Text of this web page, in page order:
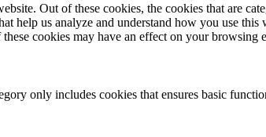
Out of these cookies, the cookies that are
help us analyze and understand how you use
cookies may have an effect on your browsing
only includes cookies that ensures basic